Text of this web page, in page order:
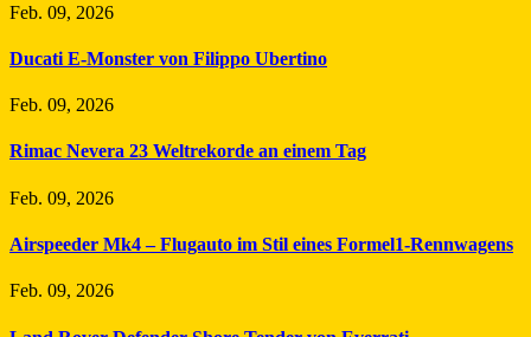
Feb. 09, 2026
Ducati E-Monster von Filippo Ubertino
Feb. 09, 2026
Rimac Nevera 23 Weltrekorde an einem Tag
Feb. 09, 2026
Airspeeder Mk4 – Flugauto im Stil eines Formel1-Rennwagens
Feb. 09, 2026